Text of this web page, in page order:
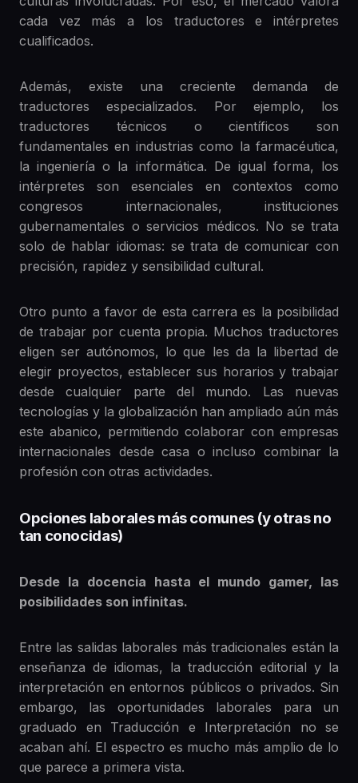
cada vez más a los traductores e intérpretes
cualificados.
Además, existe una creciente demanda de
traductores especializados. Por ejemplo, los
traductores técnicos o científicos son
fundamentales en industrias como la farmacéutica,
la ingeniería o la informática. De igual forma, los
intérpretes son esenciales en contextos como
congresos internacionales, instituciones
gubernamentales o servicios médicos. No se trata
solo de hablar idiomas: se trata de comunicar con
precisión, rapidez y sensibilidad cultural.
Otro punto a favor de esta carrera es la posibilidad
de trabajar por cuenta propia. Muchos traductores
eligen ser autónomos, lo que les da la libertad de
elegir proyectos, establecer sus horarios y trabajar
desde cualquier parte del mundo. Las nuevas
tecnologías y la globalización han ampliado aún más
este abanico, permitiendo colaborar con empresas
internacionales desde casa o incluso combinar la
profesión con otras actividades.
Opciones laborales más comunes (y otras no
tan conocidas)
Desde la docencia hasta el mundo gamer, las
posibilidades son infinitas.
Entre las salidas laborales más tradicionales están la
enseñanza de idiomas, la traducción editorial y la
interpretación en entornos públicos o privados. Sin
embargo, las oportunidades laborales para un
graduado en Traducción e Interpretación no se
acaban ahí. El espectro es mucho más amplio de lo
que parece a primera vista.